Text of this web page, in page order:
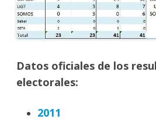
Datos oficiales de los
electorales:
2011